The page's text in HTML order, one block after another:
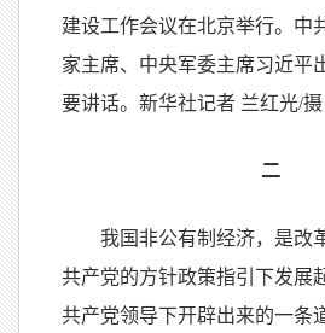
建设工作会议在北京举行。中
家主席、中央军委主席习近平
要讲话。新华社记者 兰红光/摄
二
我国非公有制经济，是改
共产党的方针政策指引下发展
共产党领导下开辟出来的一条